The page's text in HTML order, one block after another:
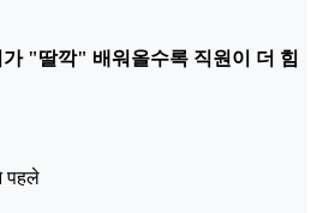
"딸깍" 배워올수록 직원이 더 힘
पहले